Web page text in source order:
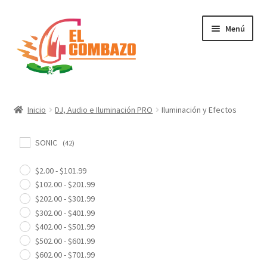
Menú
Audio Profesional
Audio Comercial
Iluminación y Efectos
Inicio DJ, Audio e Iluminación PRO Iluminación y Efectos
SONIC (42)
$2.00-$101.99
$102.00-$201.99
$202.00-$301.99
$302.00- $401.99
$402.00-$501.99
$502.00-$601.99
$602.00-$701.99